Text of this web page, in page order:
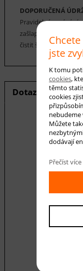
DOPORUČENÁ
Pravidelné vysávání
zašlapání do
čistit
Dotaz na
E-mail *
jste
K tomu
cookies,
těmto
cookies
Můžete
dodávají
Přečíst více